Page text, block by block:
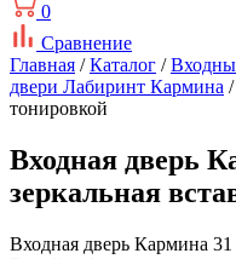
0
Сравнение
Главная /Каталог /
двери Лабиринт Кармина
тонировкой
Входная дверь
зеркальная
Входная дверь Кармина 31